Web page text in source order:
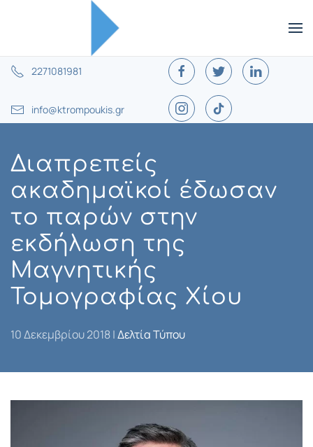
2271081981
info@ktrompoukis.gr
Διαπρεπείς
ακαδημαϊκοί έδωσαν
το παρών στην
εκδήλωση της
Μαγνητικής
Τομογραφίας Χίου
10 Δεκεμβρίου 2018|Δελτία Τύπου